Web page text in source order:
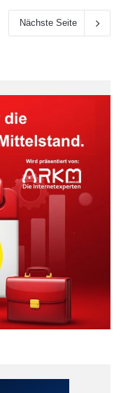
Nächste Seite